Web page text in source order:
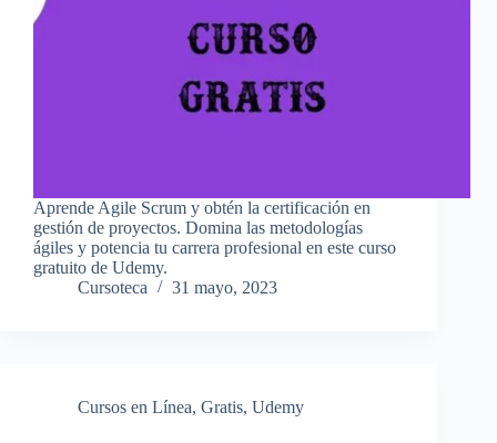
Aprende Agile Scrum y obtén la certificación en
gestión de proyectos. Domina las metodologías
ágiles y potencia tu carrera profesional en este curso
gratuito de Udemy.
Cursoteca
31 mayo, 2023
Cursos en Línea, Gratis, Udemy